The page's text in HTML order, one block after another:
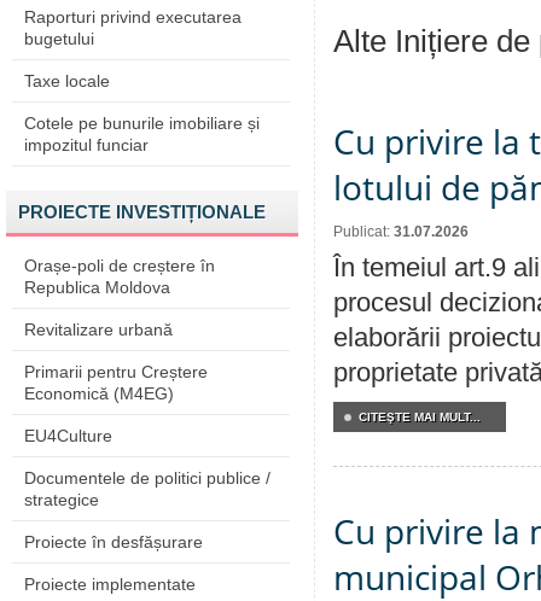
Raporturi privind executarea
bugetului
Taxe locale
Cotele pe bunurile imobiliare și
impozitul funciar
PROIECTE INVESTIȚIONALE
Orașe-poli de creștere în
Republica Moldova
Revitalizare urbană
Primarii pentru Creștere
Economică (M4EG)
EU4Culture
Documentele de politici publice /
strategice
Proiecte în desfășurare
Proiecte implementate
Alte Inițiere de
Cu privire la
lotului de
Publicat: 31.07.2026
În temeiul art.9
procesul
elaborării
proprietate
CITEŞTE MAI MULT...
Cu privire la
municipal